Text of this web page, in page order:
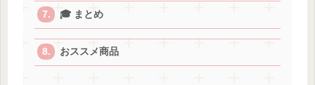
🎓 まとめ
おススメ商品